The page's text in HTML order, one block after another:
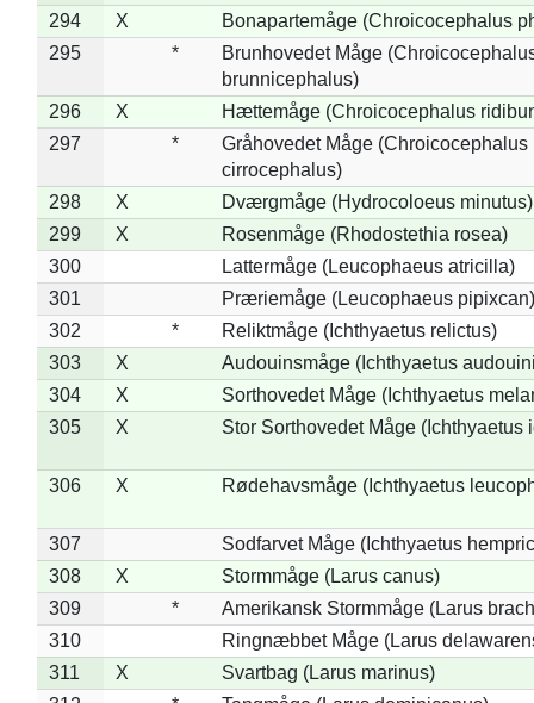
294
X
Bonapartemåge (Chroicocephalus
295
*
Brunhovedet Måge
brunnicephalus)
296
X
Hættemåge (Chroicocephalus
297
*
Gråhovedet Måge (Chroicocephalus
cirrocephalus)
298
X
Dværgmåge (Hydrocoloeus minutus)
299
X
Rosenmåge (Rhodostethia rosea)
300
Lattermåge (Leucophaeus atricilla)
301
Præriemåge (Leucophaeus pipixcan)
302
*
Reliktmåge (Ichthyaetus relictus)
303
X
Audouinsmåge (Ichthyaetus
304
X
Sorthovedet Måge (Ichthyaetus
305
X Stor Sorthovedet Måge (Ichthyaetus
306 X Rødehavsmåge (Ichthyaetus
307
Sodfarvet Måge (Ichthyaetus
308
X
Stormmåge (Larus canus)
309
*
Amerikansk Stormmåge (Larus
310
Ringnæbbet Måge (Larus
311
X
Svartbag (Larus marinus)